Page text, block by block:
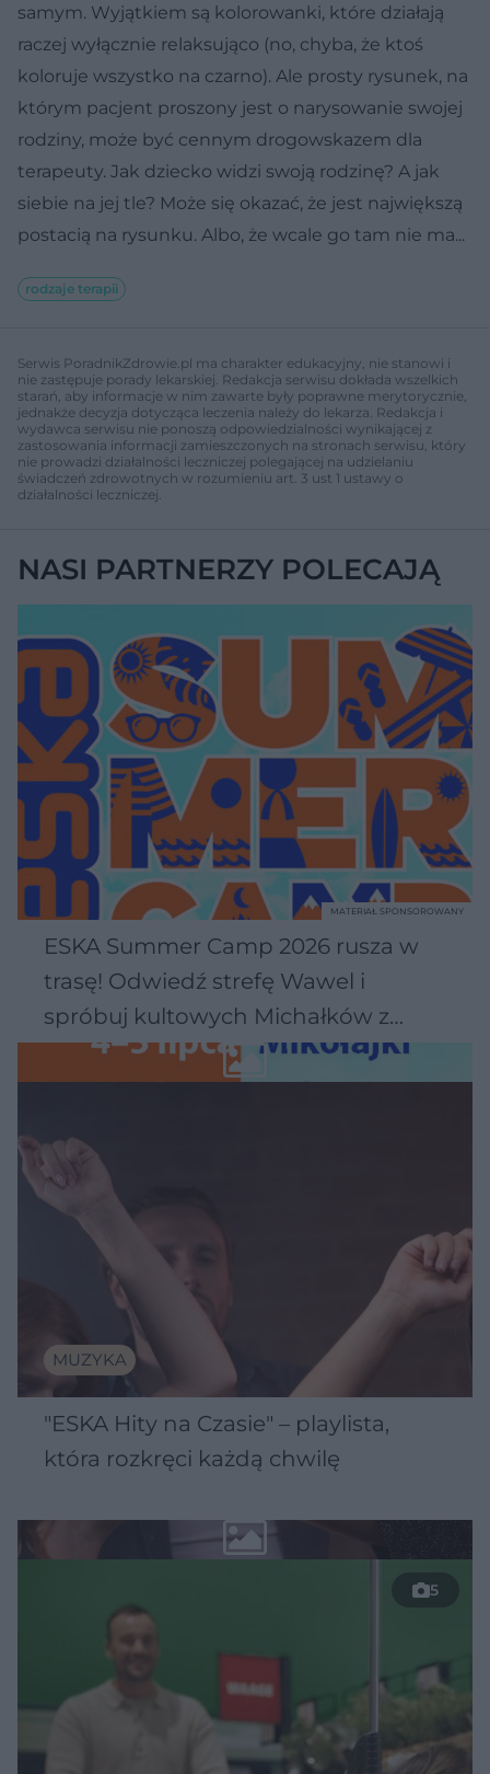
samym. Wyjątkiem są kolorowanki, które działają
raczej wyłącznie relaksująco (no, chyba, że ktoś
koloruje wszystko na czarno). Ale prosty rysunek, na
którym pacjent proszony jest o narysowanie swojej
rodziny, może być cennym drogowskazem dla
terapeuty. Jak dziecko widzi swoją rodzinę? A jak
siebie na jej tle? Może się okazać, że jest największą
postacią na rysunku. Albo, że wcale go tam nie ma...
rodzaje terapii
Serwis PoradnikZdrowie.pl ma charakter edukacyjny, nie stanowi i
nie zastępuje porady lekarskiej. Redakcja serwisu dokłada wszelkich
starań, aby informacje w nim zawarte były poprawne merytorycznie,
jednakże decyzja dotycząca leczenia należy do lekarza. Redakcja i
wydawca serwisu nie ponoszą odpowiedzialności wynikającej z
zastosowania informacji zamieszczonych na stronach serwisu, który
nie prowadzi działalności leczniczej polegającej na udzielaniu
świadczeń zdrowotnych w rozumieniu art. 3 ust 1 ustawy o
działalności leczniczej.
NASI PARTNERZY POLECAJĄ
ESKA Summer Camp 2026 rusza w
trasę! Odwiedź strefę Wawel i
spróbuj kultowych Michałków z
Wawelu
MATERIAŁ SPONSOROWANY
MUZYKA
"ESKA Hity na Czasie" – playlista,
która rozkręci każdą chwilę
5